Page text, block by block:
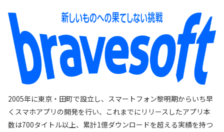
2005年に東京・田町で設立し、スマートフォン黎明期からいち早
くスマホアプリの開発を行い、これまでにリリースしたアプリ本
数は700タイトル以上、累計1億ダウンロードを超える実績を持つ